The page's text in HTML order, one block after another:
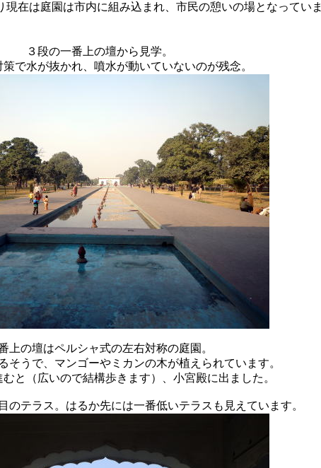
現在は庭園は市内に組み込まれ、市民の憩いの場となっていま
３段の一番上の壇から見学。
で水が抜かれ、噴水が動いていないのが残念。
上の壇はペルシャ式の左右対称の庭園。
そうで、マンゴーやミカンの木が植えられています。
と（広いので結構歩きます）、小宮殿に出ました。
のテラス。はるか先には一番低いテラスも見えています。